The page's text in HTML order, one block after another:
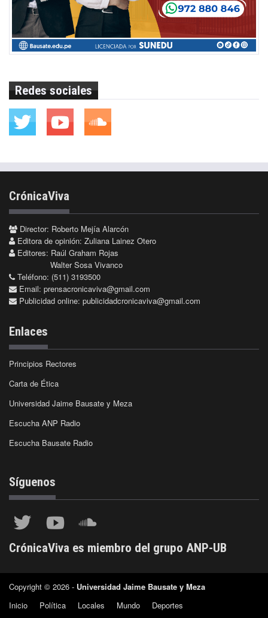
Redes sociales
CrónicaViva
Director: Roberto Mejía Alarcón
Editora de opinión: Zuliana Lainez Otero
Editores: Raúl Graham Rojas
Walter Sosa Vivanco
Teléfono: (511) 3193500
Email: prensacronicaviva@gmail.com
Publicidad online: publicidadcronicaviva@gmail.com
Enlaces
Principios Rectores
Carta de Ética
Universidad Jaime Bausate y Meza
Escucha ANP Radio
Escucha Bausate Radio
Síguenos
CrónicaViva es miembro del grupo ANP-UB
Copyright © 2026 - Universidad Jaime Bausate y Meza
Inicio
Política Locales Mundo
Deportes